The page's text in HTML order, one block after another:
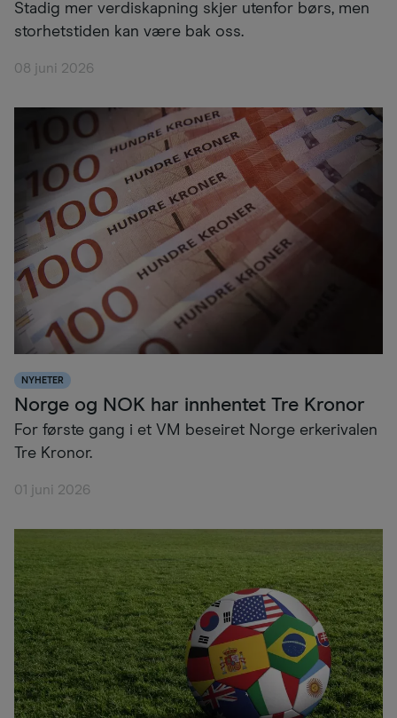
Stadig mer verdiskapning skjer utenfor børs, men
storhetstiden kan være bak oss.
08 juni 2026
NYHETER
Norge og NOK har innhentet Tre Kronor
For første gang i et VM beseiret Norge erkerivalen
Tre Kronor.
01 juni 2026